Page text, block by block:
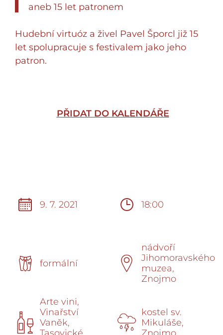
aneb 15 let patronem
Hudební virtuóz a živel Pavel Šporcl již 15
let spolupracuje s festivalem jako jeho
patron.
PŘIDAT DO KALENDÁŘE
9. 7. 2021 18:00
formální
nádvoří
Jihomoravského
muzea,
Znojmo
Arte vini,
Vinařství
Vaněk,
kostel sv.
Mikuláše,